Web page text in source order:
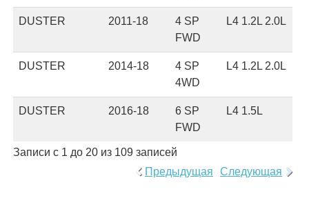
DUSTER 2011-18
4 SP
FWD
L4 1.2L 2.0L
DUSTER 2014-18
4 SP
4WD
L4 1.2L 2.0L
DUSTER 2016-18
6 SP
FWD
L4 1.5L
Записи с 1 до 20 из 109 записей
Предыдущая
Следующая